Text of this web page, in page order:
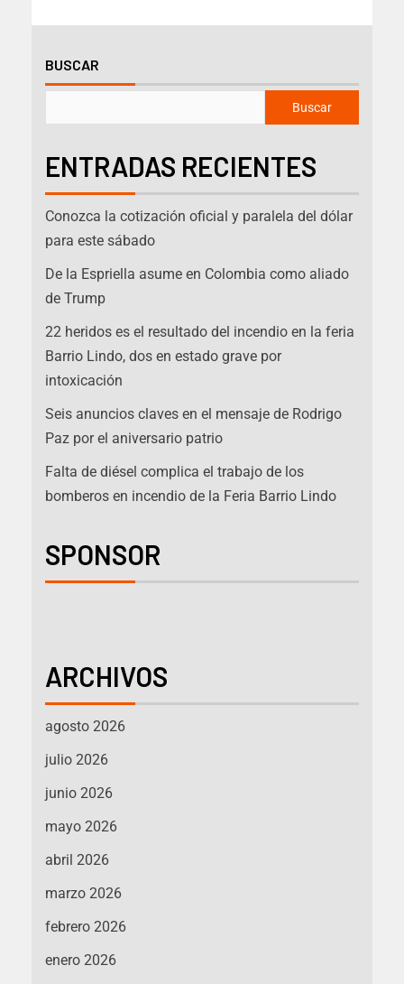
BUSCAR
Buscar
ENTRADAS RECIENTES
Conozca la cotización oficial y paralela del dólar
para este sábado
De la Espriella asume en Colombia como aliado
de Trump
22 heridos es el resultado del incendio en la feria
Barrio Lindo, dos en estado grave por
intoxicación
Seis anuncios claves en el mensaje de Rodrigo
Paz por el aniversario patrio
Falta de diésel complica el trabajo de los
bomberos en incendio de la Feria Barrio Lindo
SPONSOR
ARCHIVOS
agosto 2026
julio 2026
junio 2026
mayo 2026
abril 2026
marzo 2026
febrero 2026
enero 2026